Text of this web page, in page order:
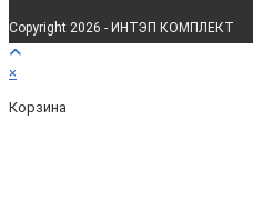
Copyright 2026 - ИНТЭП КОМПЛЕКТ
×
Корзина